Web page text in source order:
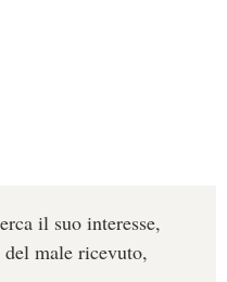
il suo interesse,
male ricevuto,